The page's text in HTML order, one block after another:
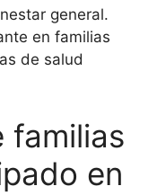
general.
en familias
de salud
familias
en